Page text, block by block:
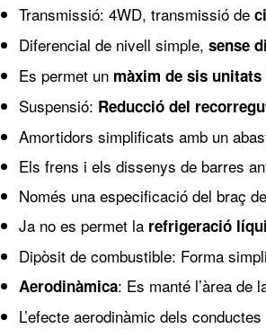
Transmissió: 4WD, transmissió de
Diferencial de nivell simple, sense
Es permet un màxim de sis
Suspensió: Reducció del
Amortidors simplificats amb un
Els frens i els dissenys de barres
Només una especificació del braç
Ja no es permet la refrigeració
Dipòsit de combustible: Forma
Aerodinàmica: Es manté l’àrea de
L’efecte aerodinàmic dels